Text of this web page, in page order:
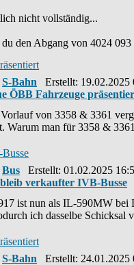
nicht vollständig...
den Abgang von 4024 093
S-Bahn Erstellt: 19.02.2025
ÖBB Fahrzeuge
von 3358 & 3361
Warum man für 3358 &
Bus Erstellt: 01.02.2025
verkaufter IVB-Busse
ist nun als IL-590MW bei
ich dasselbe Schicksal
S-Bahn Erstellt: 24.01.2025